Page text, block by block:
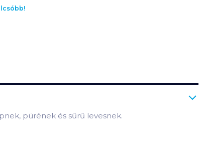
pürének és sűrű levesnek.